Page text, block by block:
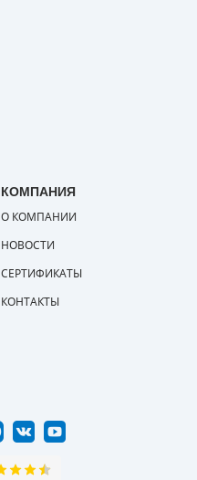
КОМПАНИЯ
О КОМПАНИИ
НОВОСТИ
СЕРТИФИКАТЫ
КОНТАКТЫ